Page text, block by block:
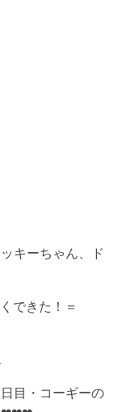
キーちゃん、ド
できた！＝
目・コーギーの